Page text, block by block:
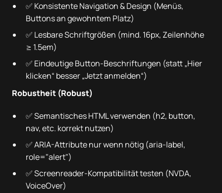
✅ Konsistente Navigation & Design (Menüs,
Buttons an gewohntem Platz)
✅ Lesbare Schriftgrößen (mind. 16px, Zeilenhöhe
≥ 1.5em)
✅ Eindeutige Button-Beschriftungen (statt „Hier
klicken“ besser „Jetzt anmelden“)
Robustheit (Robust)
✅ Semantisches HTML verwenden (h2, button,
nav, etc. korrekt nutzen)
✅ ARIA-Attribute nur wenn nötig (aria-label,
role="alert")
✅ Screenreader-Kompatibilität testen (NVDA,
VoiceOver)